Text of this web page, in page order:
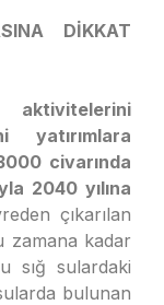
DİKKAT
yatırımlara
civarında
2040 yılına
çıkarılan
zamana kadar
sığ sulardaki
bulunan